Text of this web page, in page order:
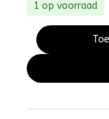
1 op voorraad